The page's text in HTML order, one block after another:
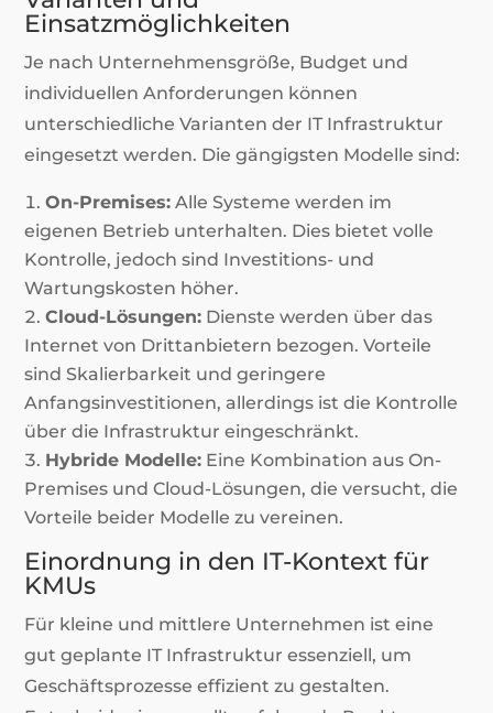
Einsatzmöglichkeiten
Je nach Unternehmensgröße, Budget und
individuellen Anforderungen können
unterschiedliche Varianten der IT Infrastruktur
eingesetzt werden. Die gängigsten Modelle sind:
On-Premises: Alle Systeme werden im
eigenen Betrieb unterhalten. Dies bietet volle
Kontrolle, jedoch sind Investitions- und
Wartungskosten höher.
Cloud-Lösungen: Dienste werden über das
Internet von Drittanbietern bezogen. Vorteile
sind Skalierbarkeit und geringere
Anfangsinvestitionen, allerdings ist die Kontrolle
über die Infrastruktur eingeschränkt.
Hybride Modelle: Eine Kombination aus On-
Premises und Cloud-Lösungen, die versucht, die
Vorteile beider Modelle zu vereinen.
Einordnung in den IT-Kontext für
KMUs
Für kleine und mittlere Unternehmen ist eine
gut geplante IT Infrastruktur essenziell, um
Geschäftsprozesse effizient zu gestalten.